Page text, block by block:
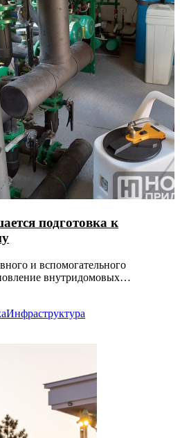
подготовка к
и вспомогательного
внутридомовых
Инфраструктура